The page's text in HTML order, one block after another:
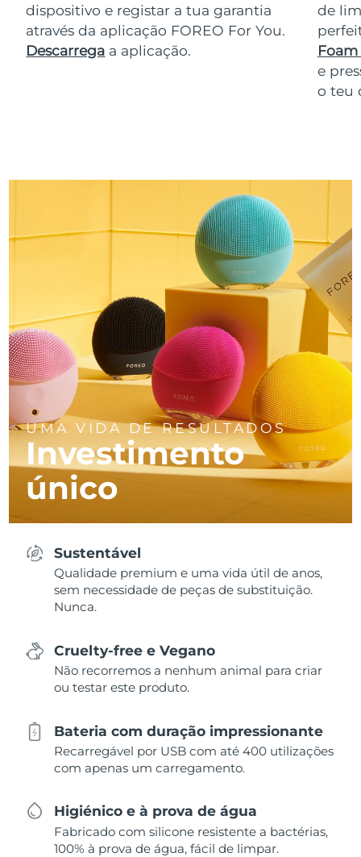
dispositivo e registar a tua garantia
através da aplicação FOREO For You.
Descarrega a aplicação.
de
Foam
e
o teu
UMA VIDA DE RESULTADOS
Investimento
único
Sustentável
Qualidade premium e uma vida útil de anos,
sem necessidade de peças de substituição.
Nunca.
Cruelty-free e Vegano
Não recorremos a nenhum animal para criar
ou testar este produto.
Bateria com duração impressionante
Recarregável por USB com até 400 utilizações
com apenas um carregamento.
Higiénico e à prova de água
Fabricado com silicone resistente a bactérias,
100% à prova de água, fácil de limpar.